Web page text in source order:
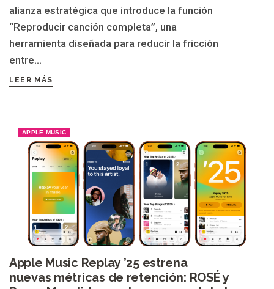
alianza estratégica que introduce la función
“Reproducir canción completa”, una
herramienta diseñada para reducir la fricción
entre...
LEER MÁS
APPLE MUSIC
Apple Music Replay ’25 estrena
nuevas métricas de retención: ROSÉ y